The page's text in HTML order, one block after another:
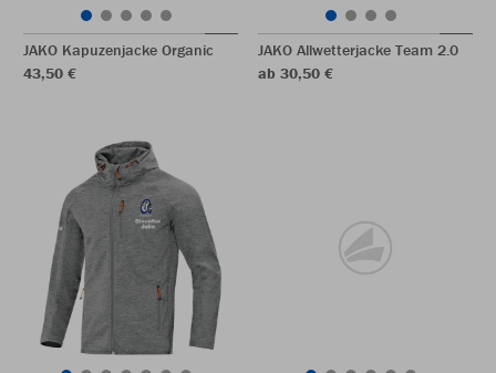
JAKO Kapuzenjacke Organic
43,50 €
JAKO Allwetterjacke Team 2.0
ab 30,50 €